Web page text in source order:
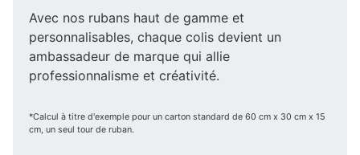
Avec nos rubans haut de gamme et
personnalisables, chaque colis devient un
ambassadeur de marque qui allie
professionnalisme et créativité.
*Calcul à titre d'exemple pour un carton standard de 60 cm x 30 cm x 15
cm, un seul tour de ruban.